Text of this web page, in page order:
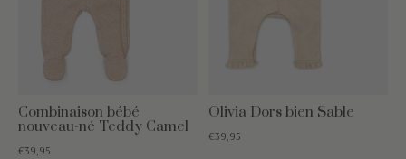
Combinaison bébé
nouveau-né Teddy Camel
€39,95
Olivia Dors bien Sable
€39,95